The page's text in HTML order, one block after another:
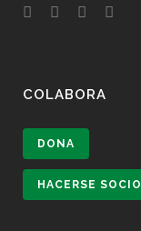
COLABORA
DONA
HACERSE SOCIO